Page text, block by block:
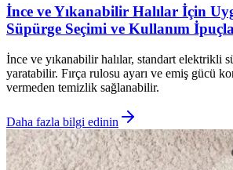
İnce ve Yıkanabilir Halılar İçin
Süpürge Seçimi ve Kullanım
İnce ve yıkanabilir halılar, standart elektrikli
yaratabilir. Fırça rulosu ayarı ve emiş gücü
vermeden temizlik sağlanabilir.
Daha fazla bilgi edinin